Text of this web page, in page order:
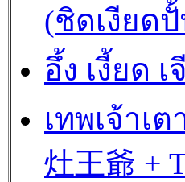
(ชิดเงียด
อึ้ง เงี้ยด เ
เทพเจ้าเ
灶王爺 +